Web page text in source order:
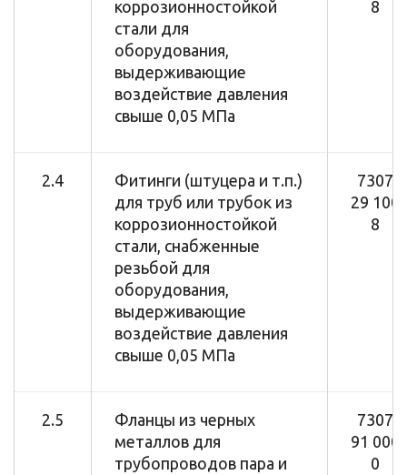
коррозионностойкой
стали для
оборудования,
выдерживающие
воздействие давления
свыше 0,05 МПа
8
2.4
Фитинги (штуцера и т.п.)
для труб или трубок из
коррозионностойкой
стали, снабженные
резьбой для
оборудования,
выдерживающие
воздействие давления
свыше 0,05 МПа
7307
29 100
8
2.5
Фланцы из черных
металлов для
трубопроводов пара и
7307
91 000
0